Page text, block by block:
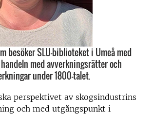
besöker SLU-biblioteket i Umeå med
med avverkningsrätter och
under 1800-talet.
perspektivet av skogsindustrins
och med utgångspunkt i